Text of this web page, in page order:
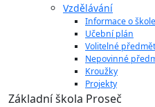
Vzdělávání
Informace o škole
Učební plán
Volitelné
Nepovinné
Kroužky
Projekty
Základní škola Proseč